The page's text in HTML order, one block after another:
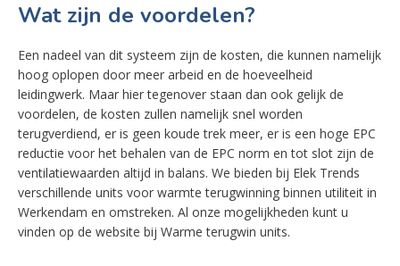
Wat zijn de voordelen?
Een nadeel van dit systeem zijn de kosten, die kunnen namelijk
hoog oplopen door meer arbeid en de hoeveelheid
leidingwerk. Maar hier tegenover staan dan ook gelijk de
voordelen, de kosten zullen namelijk snel worden
terugverdiend, er is geen koude trek meer, er is een hoge EPC
reductie voor het behalen van de EPC norm en tot slot zijn de
ventilatiewaarden altijd in balans. We bieden bij Elek Trends
verschillende units voor warmte terugwinning binnen utiliteit in
Werkendam en omstreken. Al onze mogelijkheden kunt u
vinden op de website bij Warme terugwin units.